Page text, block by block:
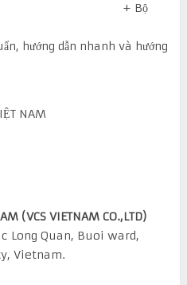
+ Bộ
hướng dẫn nhanh và hướng
NAM
(VCS VIETNAM CO.,LTD)
Long Quan, Buoi ward,
Vietnam.